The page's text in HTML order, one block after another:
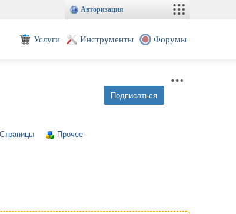
Авторизация
Услуги Инструменты Форумы
Страницы Прочее